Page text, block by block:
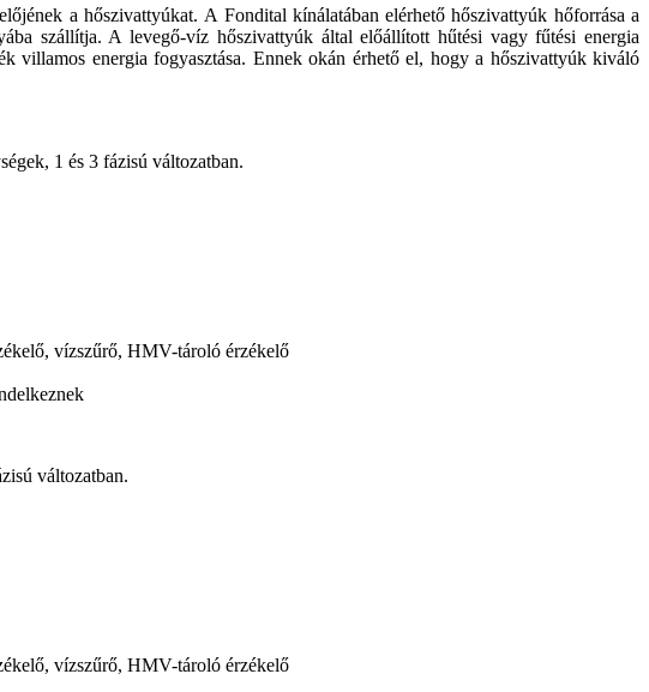
a hőszivattyúkat. A Fondital kínálatában elérhető hőszivattyúk hőforrása a
szállítja. A levegő-víz hőszivattyúk által előállított hűtési vagy fűtési energia
villamos energia fogyasztása. Ennek okán érhető el, hogy a hőszivattyúk kiváló
1 és 3 fázisú változatban.
vízszűrő, HMV-tároló érzékelő
változatban.
vízszűrő, HMV-tároló érzékelő